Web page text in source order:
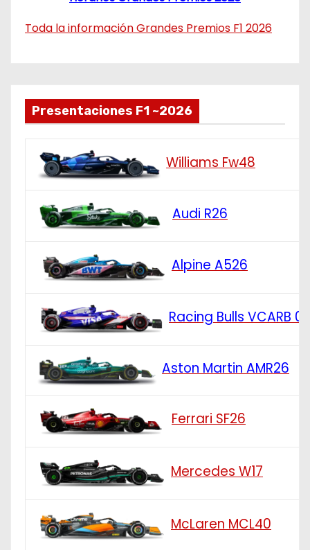
Toda la información Grandes Premios F1 2026
Presentaciones F1 ~2026
Williams Fw48
Audi R26
Alpine A526
Racing Bulls VCARB 03
Aston Martin AMR26
Ferrari SF26
Mercedes W17
McLaren MCL40